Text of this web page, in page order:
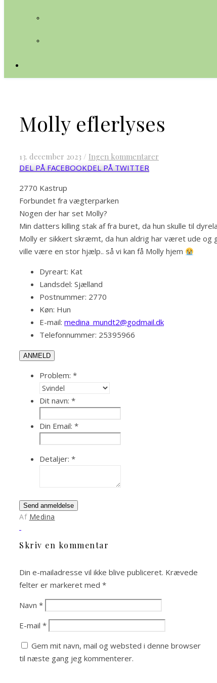
Molly eflerlyses
13. december 2023 / Ingen kommentarer
DEL PÅ FACEBOOKDEL PÅ TWITTER
2770 Kastrup
Forbundet fra vægterparken
Nogen der har set Molly?
Min datters killing stak af fra buret, da hun skulle til
Molly er sikkert skræmt, da hun aldrig har været ude og
ville være en stor hjælp.. så vi kan få Molly hjem
Dyreart: Kat
Landsdel: Sjælland
Postnummer: 2770
Køn: Hun
E-mail: medina_mundt2@godmail.dk
Telefonnummer: 25395966
ANMELD
Problem: *
Dit navn: *
Din Email: *
Detaljer: *
Send anmeldelse
Af Medina
Skriv en kommentar
Din e-mailadresse vil ikke blive publiceret. Krævede
felter er markeret med *
Navn *
E-mail *
Gem mit navn, mail og websted i denne browser
til næste gang jeg kommenterer.